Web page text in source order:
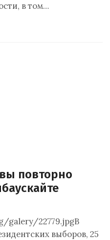
в том…
повторно
22779.jpgВ
выборов, 25